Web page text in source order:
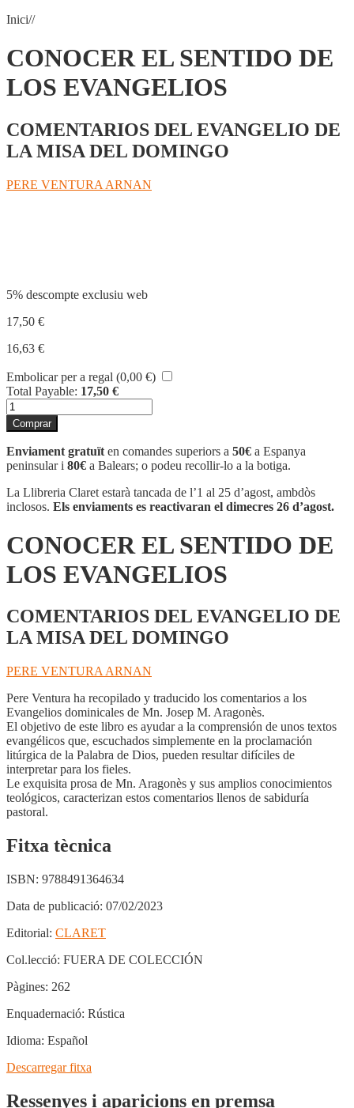
Inici//
CONOCER EL SENTIDO DE
LOS EVANGELIOS
COMENTARIOS DEL EVANGELIO DE
LA MISA DEL DOMINGO
PERE VENTURA ARNAN
5% descompte exclusiu web
17,50 €
16,63 €
Embolicar per a regal (0,00 €)
Total Payable: 17,50 €
quantitat
de
CONOCER
EL
SENTIDO
DE
LOS
EVANGELIOS
Comprar
Enviament gratuït en comandes superiors a 50€ a Espanya
peninsular i 80€ a Balears; o podeu recollir-lo a la botiga.
La Llibreria Claret estarà tancada de l’1 al 25 d’agost, ambdòs
inclosos. Els enviaments es reactivaran el dimecres 26 d’agost.
CONOCER EL SENTIDO DE
LOS EVANGELIOS
COMENTARIOS DEL EVANGELIO DE
LA MISA DEL DOMINGO
PERE VENTURA ARNAN
Pere Ventura ha recopilado y traducido los comentarios a los
Evangelios dominicales de Mn. Josep M. Aragonès.
El objetivo de este libro es ayudar a la comprensión de unos textos
evangélicos que, escuchados simplemente en la proclamación
litúrgica de la Palabra de Dios, pueden resultar difíciles de
interpretar para los fieles.
Le exquisita prosa de Mn. Aragonès y sus amplios conocimientos
teológicos, caracterizan estos comentarios llenos de sabiduría
pastoral.
Fitxa tècnica
ISBN: 9788491364634
Data de publicació: 07/02/2023
Editorial: CLARET
Col.lecció: FUERA DE COLECCIÓN
Pàgines: 262
Enquadernació: Rústica
Idioma: Español
Descarregar fitxa
Ressenyes i aparicions en premsa